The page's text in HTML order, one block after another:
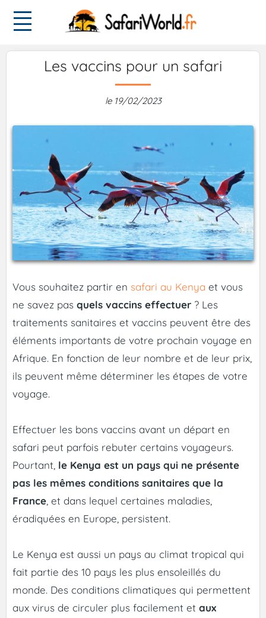
Les vaccins pour un safari
le 19/02/2023
Vous souhaitez partir en safari au Kenya et vous
ne savez pas quels vaccins effectuer ? Les
traitements sanitaires et vaccins peuvent être des
éléments importants de votre prochain voyage en
Afrique. En fonction de leur nombre et de leur prix,
ils peuvent même déterminer les étapes de votre
voyage.
Effectuer les bons vaccins avant un départ en
safari peut parfois rebuter certains voyageurs.
Pourtant, le Kenya est un pays qui ne présente
pas les mêmes conditions sanitaires que la
France , et dans lequel certaines maladies,
éradiquées en Europe, persistent.
Le Kenya est aussi un pays au climat tropical qui
fait partie des 10 pays les plus ensoleillés du
monde. Des conditions climatiques qui permettent
aux virus de circuler plus facilement et aux